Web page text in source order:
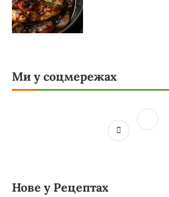
Ми у соцмережах
Нове у Рецептах